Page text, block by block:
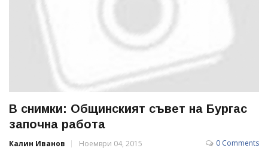
В снимки: Общинският съвет на Бургас
започна работа
Калин Иванов Ноември 04, 2015 0 Comments